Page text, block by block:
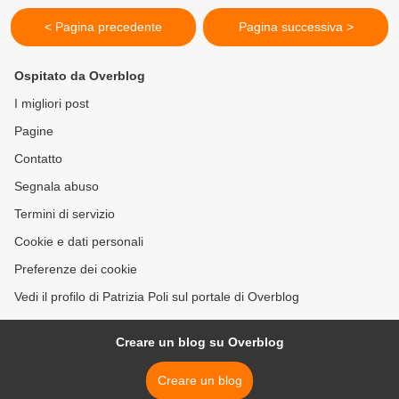
< Pagina precedente Pagina successiva >
Ospitato da Overblog
I migliori post
Pagine
Contatto
Segnala abuso
Termini di servizio
Cookie e dati personali
Preferenze dei cookie
Vedi il profilo di Patrizia Poli sul portale di Overblog
Creare un blog su Overblog
Creare un blog